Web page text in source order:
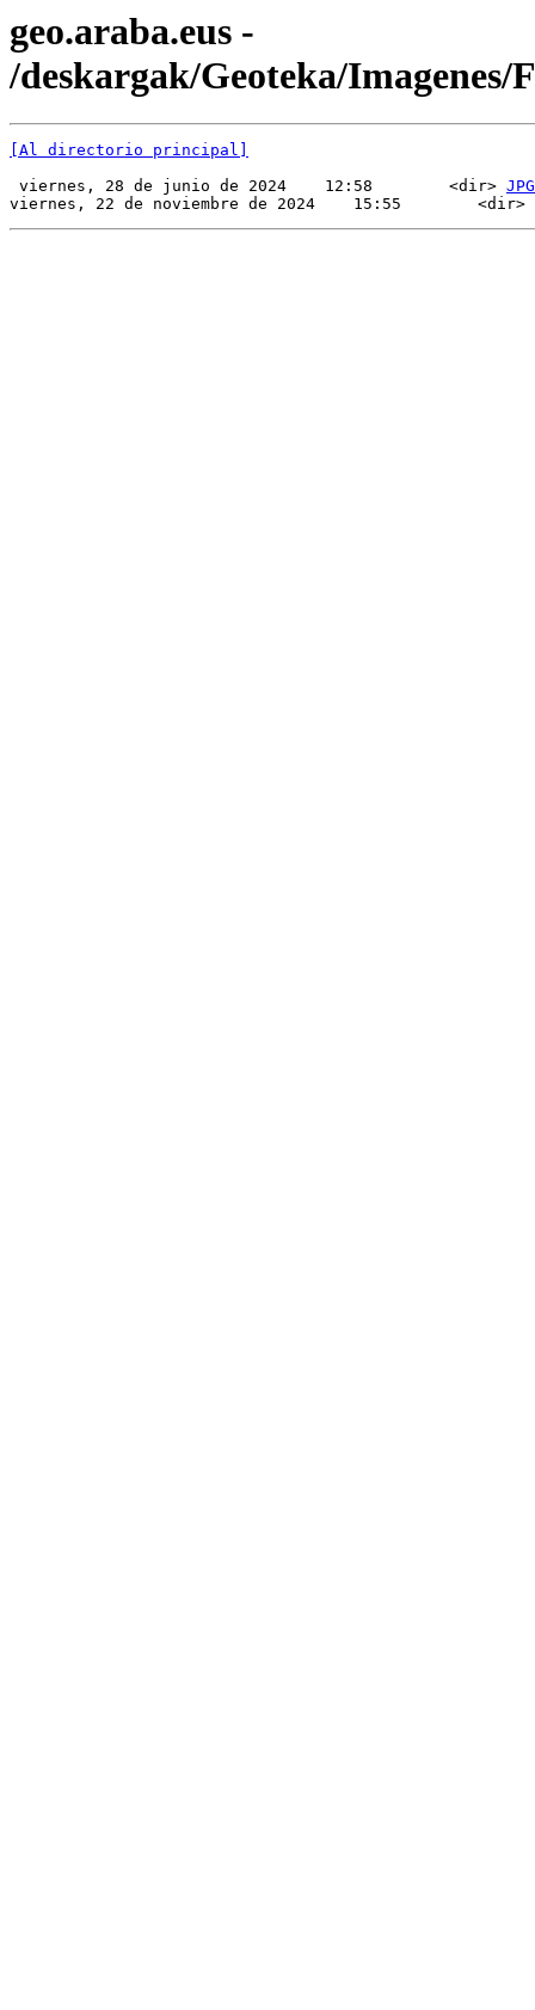
geo.araba.eus -
/deskargak/Geoteka/Imagenes/
[Al directorio principal]
viernes, 28 de junio de 2024    12:58        <dir> JPG
viernes, 22 de noviembre de 2024    15:55        <dir>